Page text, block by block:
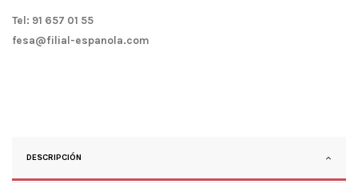
Tel: 91 657 01 55
fesa@filial-espanola.com
DESCRIPCIÓN